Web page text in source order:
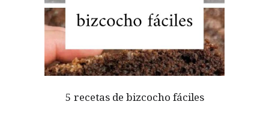
5 recetas de bizcocho fáciles